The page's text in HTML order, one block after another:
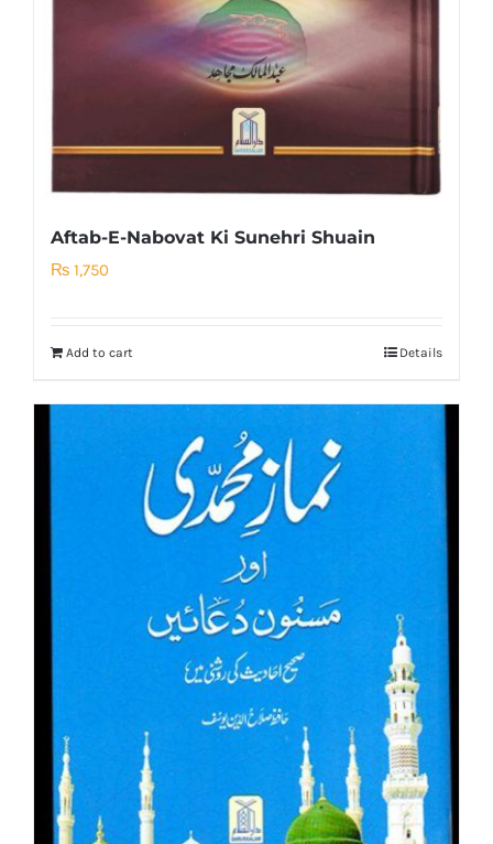
Aftab-E-Nabovat Ki Sunehri Shuain
₨ 1,750
Add to cart Details